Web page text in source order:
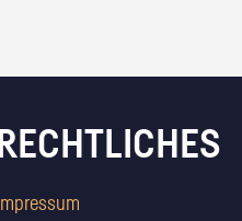
RECHTLICHES
Impressum